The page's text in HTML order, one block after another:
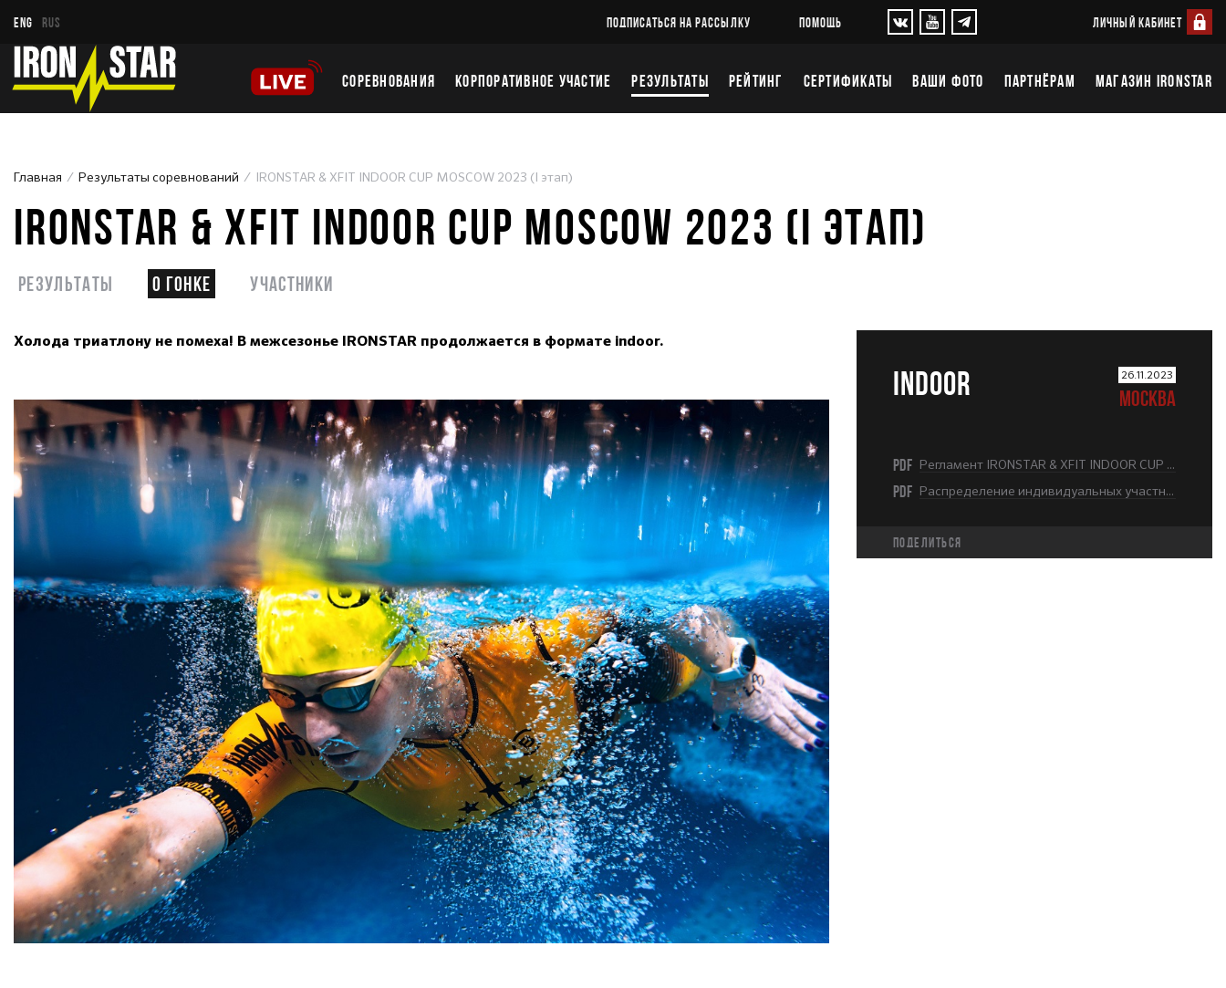
ENG RUS ПОДПИСАТЬСЯ НА РАССЫЛКУ ПОМОЩЬ ЛИЧНЫЙ КАБИНЕТ
СОРЕВНОВАНИЯ КОРПОРАТИВНОЕ УЧАСТИЕ РЕЗУЛЬТАТЫ РЕЙТИНГ СЕРТИФИКАТЫ ВАШИ ФОТО ПАРТНЁРАМ МАГАЗИН IRONSTAR
Главная Результаты соревнований IRONSTAR & XFIT INDOOR CUP MOSCOW 2023 (I этап)
IRONSTAR & XFIT INDOOR CUP MOSCOW 2023 (I ЭТАП)
Результаты О гонке Участники
Холода триатлону не помеха! В межсезонье IRONSTAR продолжается в формате indoor.
INDOOR 26.11.2023
МОСКВА
PDF Регламент IRONSTAR & XFIT INDOOR CUP MOSCOW 2023-2024.pdf
PDF Распределение индивидуальных участников по волнам (1 этап).pdf
Поделиться